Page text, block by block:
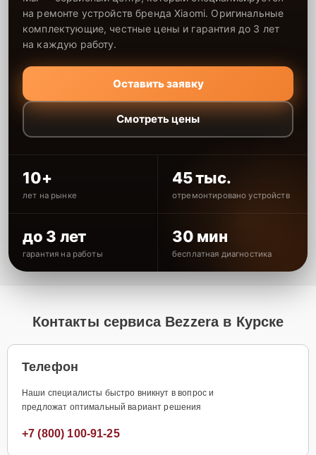
на ремонте устройств бренда Xiaomi. Оригинальные
комплектующие, честные цены и гарантия до 3 лет
на каждую работу.
Оставить заявку
Смотреть цены
10+
лет на рынке
45 тыс.
отремонтировано устройств
до 3 лет
гарантия на работы
30 мин
бесплатная диагностика
Контакты сервиса Bezzera в Курске
Телефон
Наши специалисты быстро вникнут в вопрос и
предложат оптимальный вариант решения
+7 (800) 100-91-25